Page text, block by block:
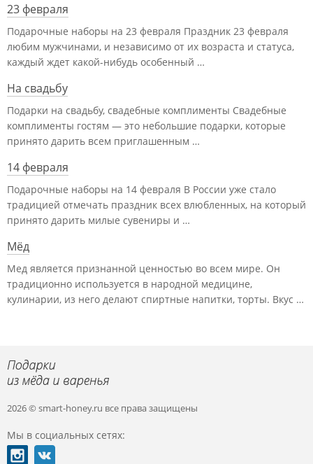
23 февраля
Подарочные наборы на 23 февраля Праздник 23 февраля
любим мужчинами, и независимо от их возраста и статуса,
каждый ждет какой-нибудь особенный …
На свадьбу
Подарки на свадьбу, свадебные комплименты Свадебные
комплименты гостям — это небольшие подарки, которые
принято дарить всем приглашенным …
14 февраля
Подарочные наборы на 14 февраля В России уже стало
традицией отмечать праздник всех влюбленных, на который
принято дарить милые сувениры и …
Мёд
Мед является признанной ценностью во всем мире. Он
традиционно используется в народной медицине,
кулинарии, из него делают спиртные напитки, торты. Вкус …
2026 © smart-honey.ru все права защищены
Мы в социальных сетях: